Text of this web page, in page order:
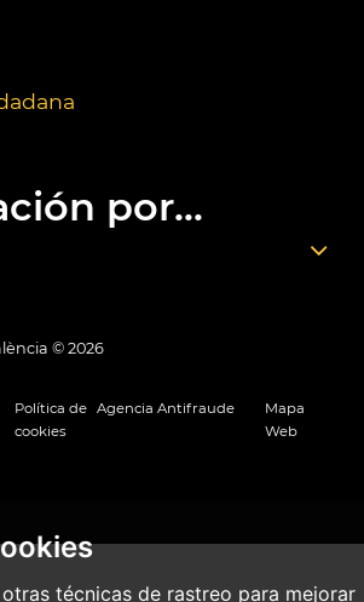
técnicas de rastreo para mejorar
por...
© 2026
Política de
cookies
Agencia Antifraude
Mapa
Web